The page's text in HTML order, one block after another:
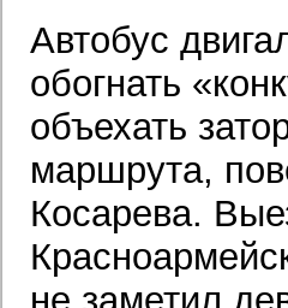
Автобус
обогнать
объехать
маршрута,
Косарева.